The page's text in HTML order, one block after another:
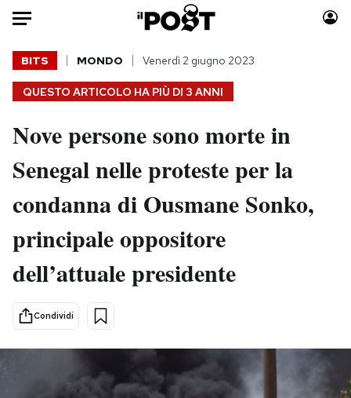
Auto
HOME
Italia
Politica
Tecnologia
Scienza
Cultura
Sport
Moda
Consumismi
Storie/Idee
Media
Europa
PODCAST
QUESTO ARTICOLO HA PIÙ DI 3 ANNI
BITS MONDO Venerdì 2 giugno 2023
Nove persone sono morte in
Senegal nelle proteste per la
condanna di Ousmane Sonko,
principale oppositore
dell’attuale presidente
Condividi